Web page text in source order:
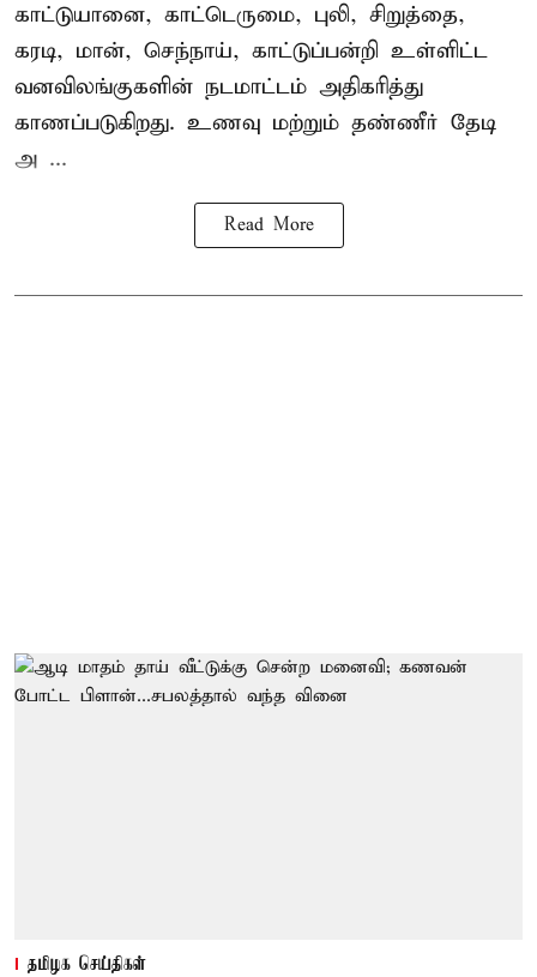
காட்டுயானை, காட்டெருமை, புலி, சிறுத்தை,
கரடி, மான், செந்நாய், காட்டுப்பன்றி உள்ளிட்ட
வனவிலங்குகளின் நடமாட்டம் அதிகரித்து
காணப்படுகிறது. உணவு மற்றும் தண்ணீர் தேடி
அ ...
Read More
தமிழக செய்திகள்